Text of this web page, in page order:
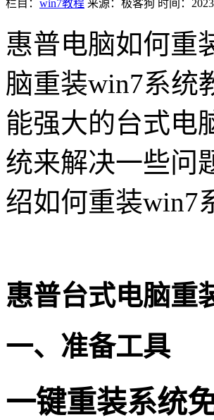
栏目： win7教程 来源：极客狗 时间：
惠普电脑如何重
脑重装win7系统
能强大的台式电
统来解决一些问
绍如何重装win7
惠普台式电脑重
一、准备工具
一键重装系统